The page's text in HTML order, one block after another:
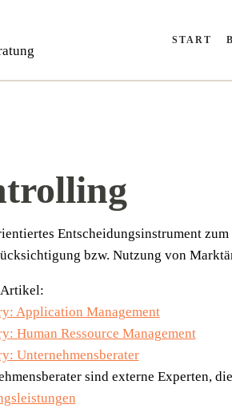
START
Ent­schei­dungs­in­stru­ment
bzw. Nut­zung von
Application Management
Human Ressource Management
Unternehmensberater
sind externe Experten,